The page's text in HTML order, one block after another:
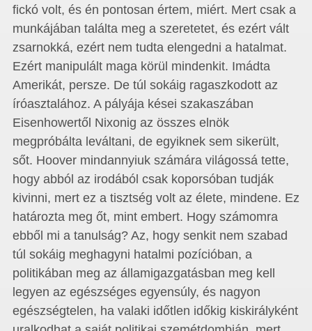
fickó volt, és én pontosan értem, miért. Mert csak a
munkájában találta meg a szeretetet, és ezért vált
zsarnokká, ezért nem tudta elengedni a hatalmat.
Ezért manipulált maga körül mindenkit. Imádta
Amerikát, persze. De túl sokáig ragaszkodott az
íróasztalához. A pályája kései szakaszában
Eisenhowertől Nixonig az összes elnök
megpróbálta leváltani, de egyiknek sem sikerült,
sőt. Hoover mindannyiuk számára világossá tette,
hogy abból az irodából csak koporsóban tudják
kivinni, mert ez a tisztség volt az élete, mindene. Ez
határozta meg őt, mint embert. Hogy számomra
ebből mi a tanulság? Az, hogy senkit nem szabad
túl sokáig meghagyni hatalmi pozícióban, a
politikában meg az államigazgatásban meg kell
legyen az egészséges egyensúly, és nagyon
egészségtelen, ha valaki időtlen időkig kiskirályként